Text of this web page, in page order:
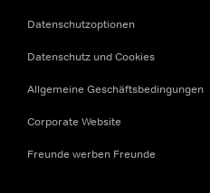
Datenschutzoptionen
Datenschutz und Cookies
Allgemeine Geschäftsbedingungen
Corporate Website
Freunde werben Freunde